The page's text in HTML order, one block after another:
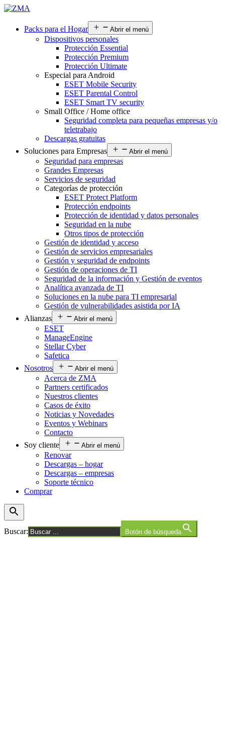
Packs para el Hogar Abrir el menú
Dispositivos personales
Protección Essential
Protección Premium
Protección Ultimate
Especial para Android
ESET Mobile Security
ESET Parental Control
ESET Smart TV security
Small Office / Home office
Seguridad completa para pequeñas empresas y/o
teletrabajo
Descargas gratuitas
Soluciones para Empresas
Abrir el menú
Seguridad para empresas
Grandes Empresas
Servicios de seguridad
Categorías de protección
ESET Protect Platform
Protección endpoints
Protección de identidad y datos personales
Seguridad en la nube
Otros tipos de protección
Gestión de identidad y acceso
Gestión de servicios empresariales
Gestión y seguridad de endpoints
Gestión de operaciones de TI
Seguridad de la información y Gestión de eventos
Analítica avanzada de TI
Soluciones en la nube para TI empresarial
Gestión de vulnerabilidades asistida por IA
Alianzas
Abrir el menú
ESET
ManageEngine
Stellar Cyber
Safetica
Nosotros
Abrir el menú
Acerca de ZMA
Partners certificados
Nuestros clientes
Casos de éxito
Noticias y Novedades
Eventos y Webinars
Contacto
Soy cliente
Abrir el menú
Renovar
Descargas – hogar
Descargas – empresas
Soporte técnico
Comprar
Buscar: Botón de búsqueda